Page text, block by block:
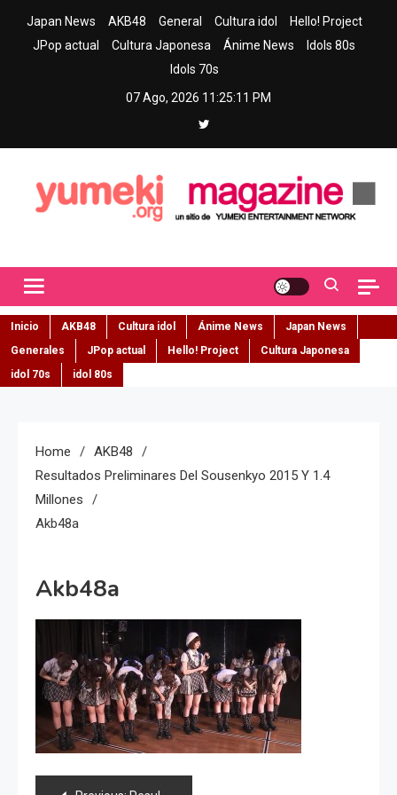
Japan News AKB48 General Cultura idol
Hello! Project
JPop actual
Cultura Japonesa Ánime News
Idols 80s
Idols 70s
07 Ago, 2026 11:25:12 PM
Inicio AKB48 Cultura idol Ánime News
Japan News
Generales
JPop actual Hello! Project
Cultura Japonesa
idol 70s
idol 80s
Home
AKB48
Resultados Preliminares Del Sousenkyo 2015 Y 1.4
Millones
Akb48a
Akb48a